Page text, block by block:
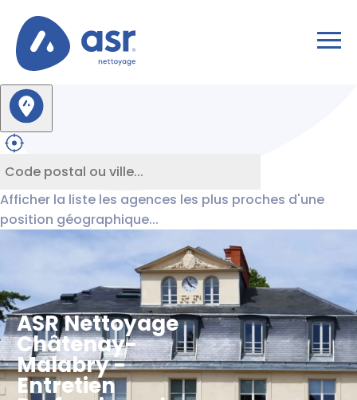
Afficher la liste les agences les plus proches d'une
position géographique...
ASR Nettoyage
Châtenay-
Malabry -
Entretien